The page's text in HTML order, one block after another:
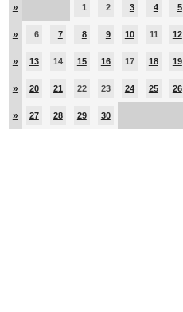
» 1 2 3 4 5
» 6 7 8 9 10 11 12
» 13 14 15 16 17 18 19
» 20 21 22 23 24 25 26
» 27 28 29 30